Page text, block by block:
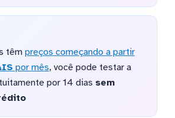
têm preços começando a partir
por mês, você pode testar a
por 14 dias sem